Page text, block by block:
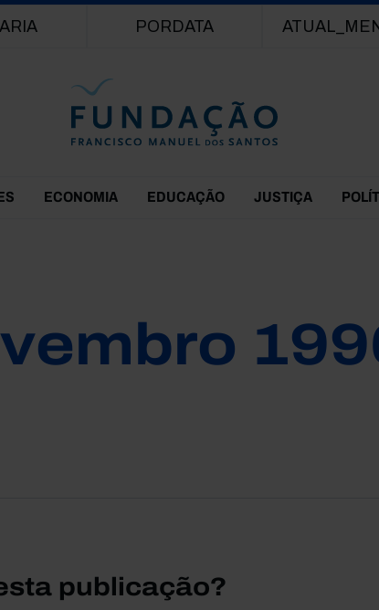
PORDATA
ECONOMIA EDUCAÇÃO JUSTIÇA
publicação?